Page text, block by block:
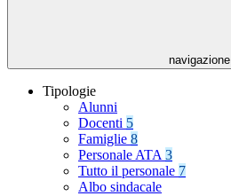
navigazione
Tipologie
Alunni
Docenti 5
Famiglie 8
Personale ATA 3
Tutto il personale 7
Albo sindacale